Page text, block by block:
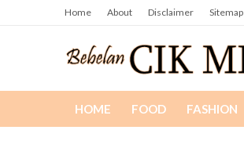
Home About Disclaimer Sitemap
HOME FOOD FASHION